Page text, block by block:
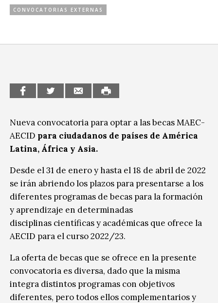
CCE en el interior/libros
Exposiciones
Letras
Medio Ambiente
Música
CONVOCATORIAS EXTERNAS
Nueva convocatoria para optar a las becas MAEC-
AECID para ciudadanos de países de América
Latina, África y Asia.
Desde el 31 de enero y hasta el 18 de abril de 2022
se irán abriendo los plazos para presentarse a los
diferentes programas de becas para la formación
y aprendizaje en determinadas
disciplinas científicas y académicas que ofrece la
AECID para el curso 2022/23.
La oferta de becas que se ofrece en la presente
convocatoria es diversa, dado que la misma
integra distintos programas con objetivos
diferentes, pero todos ellos complementarios y